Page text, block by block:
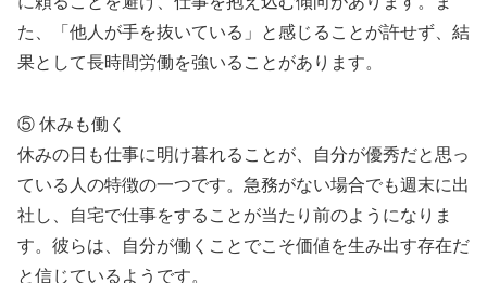
た、「他人が手を抜いている」と感じることが許せず、結
果として長時間労働を強いることがあります。
⑤ 休みも働く
休みの日も仕事に明け暮れることが、自分が優秀だと思っ
ている人の特徴の一つです。急務がない場合でも週末に出
社し、自宅で仕事をすることが当たり前のようになりま
す。彼らは、自分が働くことでこそ価値を生み出す存在だ
と信じているようです。